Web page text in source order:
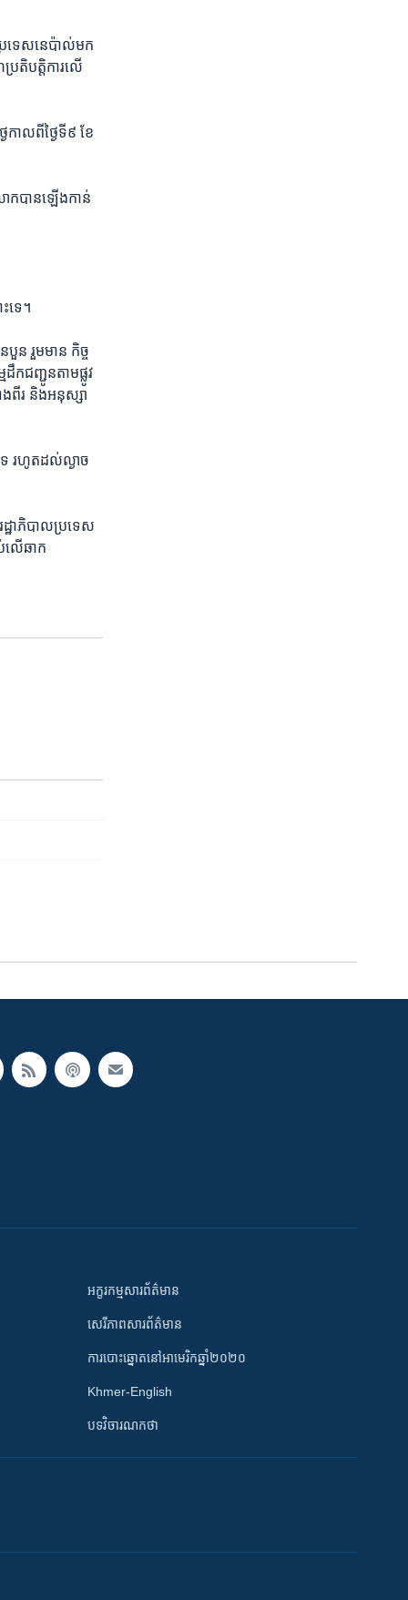
រទេស​នេប៉ាល់​មក​
រតិបត្តិការ​លើ​
ាល​ពី​ថ្ងៃទី៩ ខែ
ក​បាន​ឡើង​កាន់​
ទេ។
ន​ រួម​មាន​ កិច្ច​
ដឹក​ជញ្ជូន​តាម​ផ្លូវ​
ពីរ​ និង​អនុ​ស្សា​
េ រហូត​ដល់​ល្ងាច​
ឋាភិបាល​ប្រទេស​
លើ​ឆាក​
អក្ខរកម្មសារព័ត៌មាន
សេរីភាពសារព័ត៌មាន
ការបោះឆ្នោតនៅអាមេរិកឆ្នាំ២០២០
Khmer-English
បទវិចារណកថា